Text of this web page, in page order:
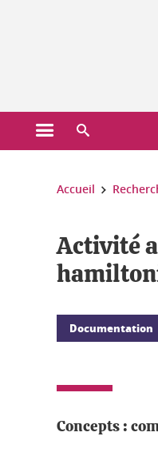
Ouvrir le menu principal
Vous êtes ici :
Accueil
Activité
Documentation
Concepts :